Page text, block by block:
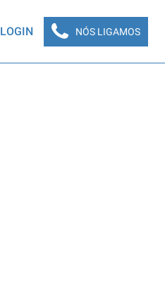
LOGIN NÓS LIGAMOS